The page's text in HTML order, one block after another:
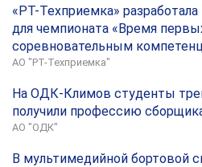
«РТ-Техприемка»
для чемпионата «Время
соревновательным
АО "РТ-Техприемка"
На ОДК-Климов студенты
получили профессию
АО "ОДК"
В мультимедийной бортовой